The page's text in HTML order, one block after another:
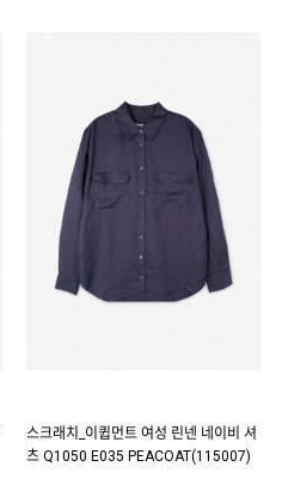
스크래치_이큅먼트 여성 린넨 네이비 셔
츠 Q1050 E035 PEACOAT(115007)